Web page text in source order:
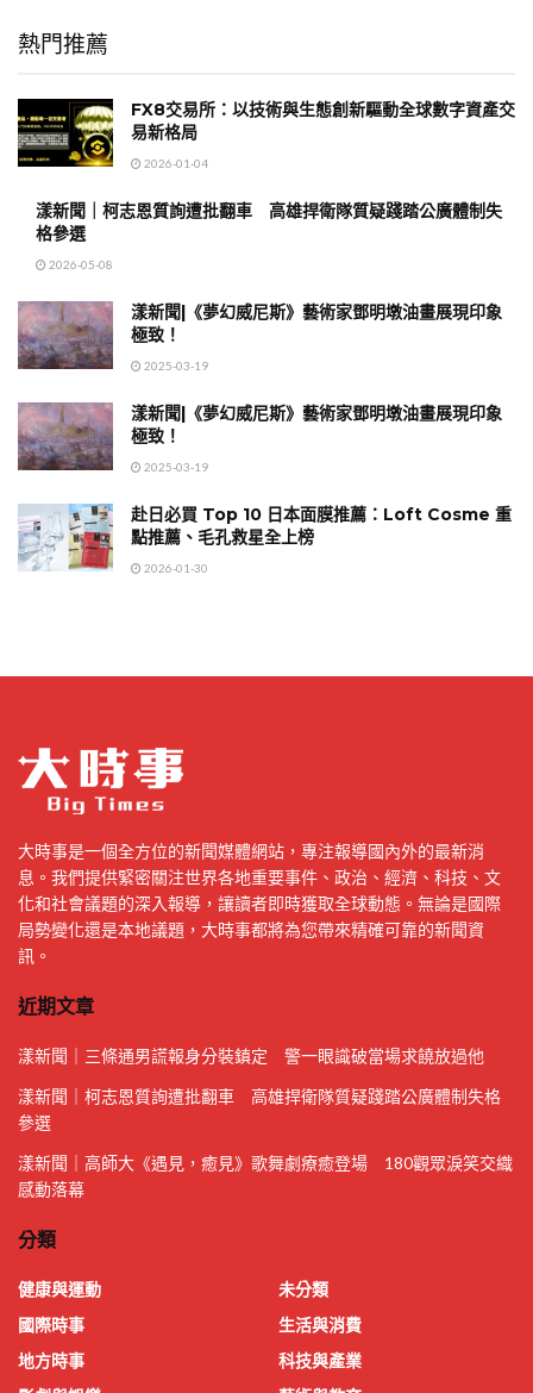
熱門推薦
FX8交易所：以技術與生態創新驅動全球數字資產交
易新格局
2026-01-04
漾新聞｜柯志恩質詢遭批翻車 高雄捍衛隊質疑踐踏公廣體制失
格參選
2026-05-08
漾新聞|《夢幻威尼斯》藝術家鄧明墩油畫展現印象
極致！
2025-03-19
漾新聞|《夢幻威尼斯》藝術家鄧明墩油畫展現印象
極致！
2025-03-19
赴日必買 Top 10 日本面膜推薦：Loft Cosme 重
點推薦、毛孔救星全上榜
2026-01-30
大時事是一個全方位的新聞媒體網站，專注報導國內外的最新消
息。我們提供緊密關注世界各地重要事件、政治、經濟、科技、文
化和社會議題的深入報導，讓讀者即時獲取全球動態。無論是國際
局勢變化還是本地議題，大時事都將為您帶來精確可靠的新聞資
訊。
近期文章
漾新聞｜三條通男謊報身分裝鎮定 警一眼識破當場求饒放過他
漾新聞｜柯志恩質詢遭批翻車 高雄捍衛隊質疑踐踏公廣體制失格
參選
漾新聞｜高師大《遇見，癒見》歌舞劇療癒登場 180觀眾淚笑交織
感動落幕
分類
健康與運動
國際時事
地方時事
未分類
生活與消費
科技與產業